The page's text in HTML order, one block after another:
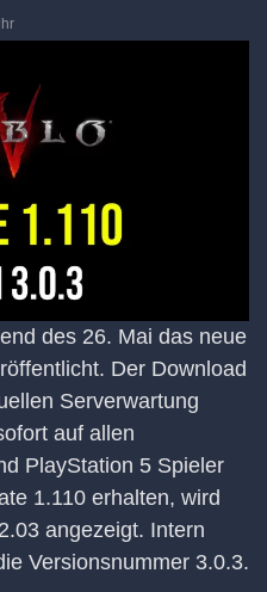
des 26. Mai das neue
Der Download
Serverwartung
auf allen
PlayStation 5 Spieler
1.110 erhalten, wird
angezeigt. Intern
Versionsnummer 3.0.3.